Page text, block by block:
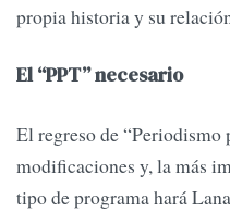
propia historia y su
El “PPT” necesario
El regreso de “Periodismo
modificaciones y, la más
tipo de programa hará